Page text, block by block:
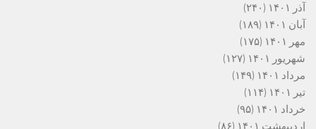
آذر ۱۴۰۱
(۲۴۰)
آبان ۱۴۰۱
(۱۸۹)
مهر ۱۴۰۱
(۱۷۵)
شهریور ۱۴۰۱
(۱۲۷)
مرداد ۱۴۰۱
(۱۴۹)
تیر ۱۴۰۱
(۱۱۴)
خرداد ۱۴۰۱
(۹۵)
اردیبهشت ۱۴۰۱
(۸۶)